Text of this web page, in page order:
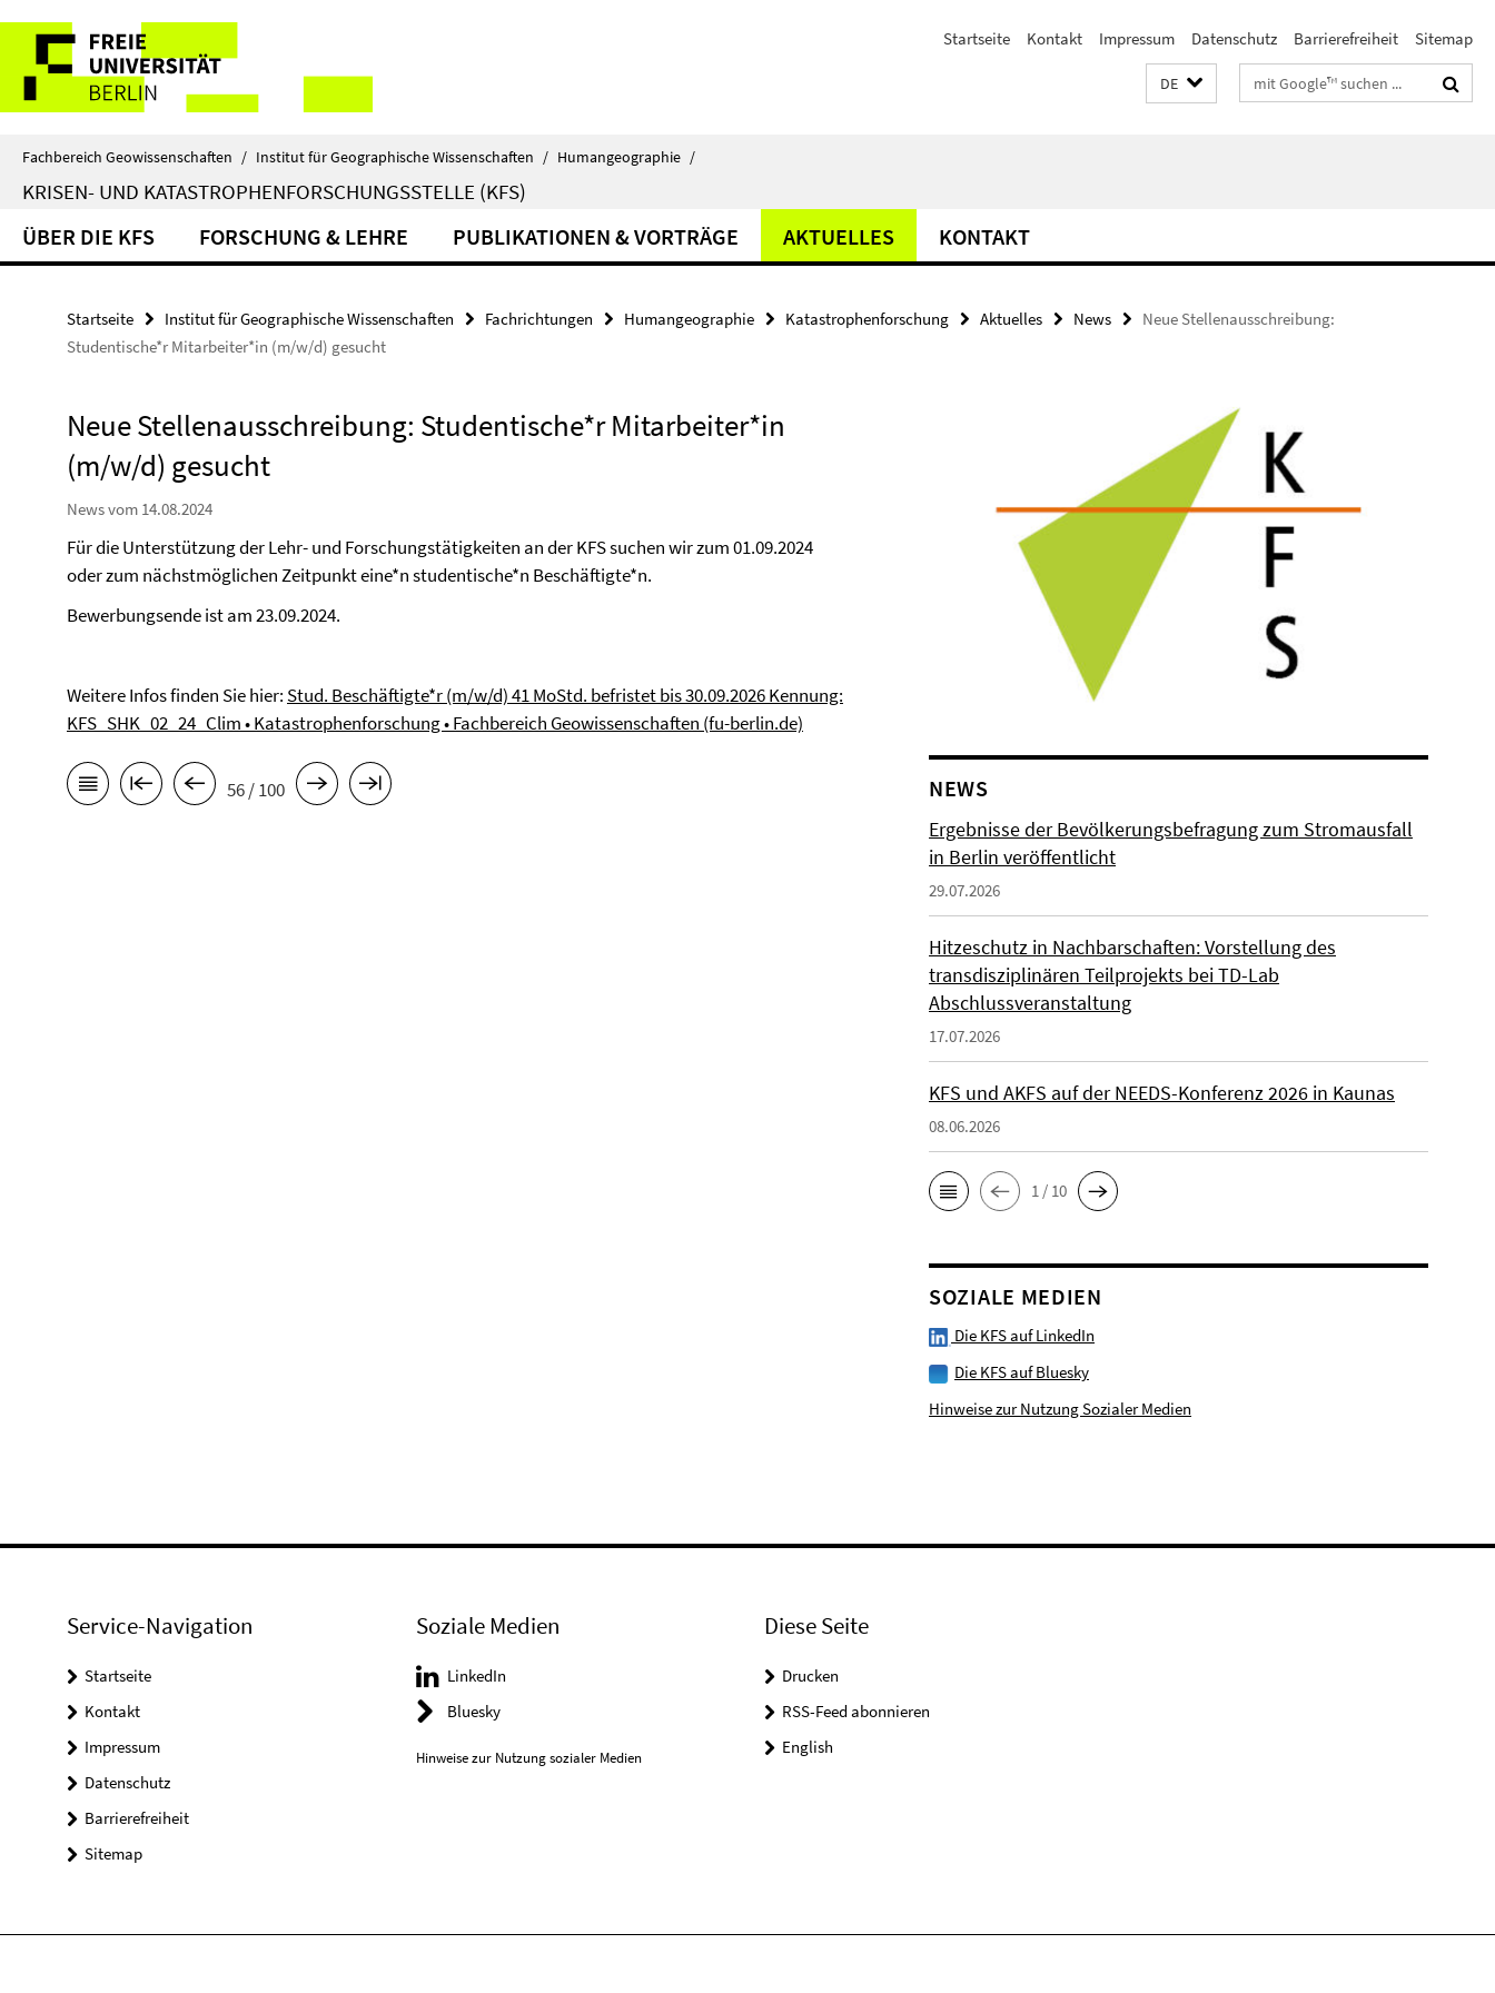
direkt
Inhalt
Service-
Navigation
Startseite Kontakt Impressum Datenschutz Barrierefreiheit Sitemap
DE Suchbegriffe
Fachbereich Geowissenschaften / Institut für Geographische Wissenschaften / Humangeographie /
KRISEN- UND KATASTROPHENFORSCHUNGSSTELLE (KFS)
ÜBER DIE KFS FORSCHUNG & LEHRE PUBLIKATIONEN & VORTRÄGE AKTUELLES KONTAKT
Startseite Institut für Geographische Wissenschaften Fachrichtungen Humangeographie Katastrophenforschung Aktuelles News
Neue Stellenausschreibung:
Studentische*r Mitarbeiter*in (m/w/d) gesucht
Neue Stellenausschreibung: Studentische*r Mitarbeiter*in
(m/w/d) gesucht
News vom 14.08.2024
Für die Unterstützung der Lehr- und Forschungstätigkeiten an der KFS suchen wir zum 01.09.2024
oder zum nächstmöglichen Zeitpunkt eine*n studentische*n Beschäftigte*n.
Bewerbungsende ist am 23.09.2024.
Weitere Infos finden Sie hier: Stud. Beschäftigte*r (m/w/d) 41 MoStd. befristet bis 30.09.2026 Kennung:
KFS_SHK_02_24_Clim • Katastrophenforschung • Fachbereich Geowissenschaften (fu-berlin.de)
56 / 100 NEWS
Ergebnisse der Bevölkerungsbefragung zum Stromausfall
in Berlin veröffentlicht
29.07.2026
Hitzeschutz in Nachbarschaften: Vorstellung des
transdisziplinären Teilprojekts bei TD-Lab
Abschlussveranstaltung
17.07.2026
KFS und AKFS auf der NEEDS-Konferenz 2026 in Kaunas
08.06.2026
1 / 10
SOZIALE MEDIEN
Die KFS auf LinkedIn
Die KFS auf Bluesky
Hinweise zur Nutzung Sozialer Medien
Service-Navigation
Startseite
Kontakt
Impressum
Datenschutz
Barrierefreiheit
Sitemap
Soziale Medien
LinkedIn
Bluesky
Hinweise zur Nutzung sozialer Medien
Diese Seite
Drucken
RSS-Feed abonnieren
English